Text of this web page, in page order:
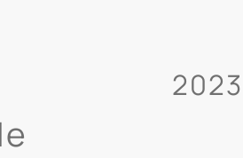
2023